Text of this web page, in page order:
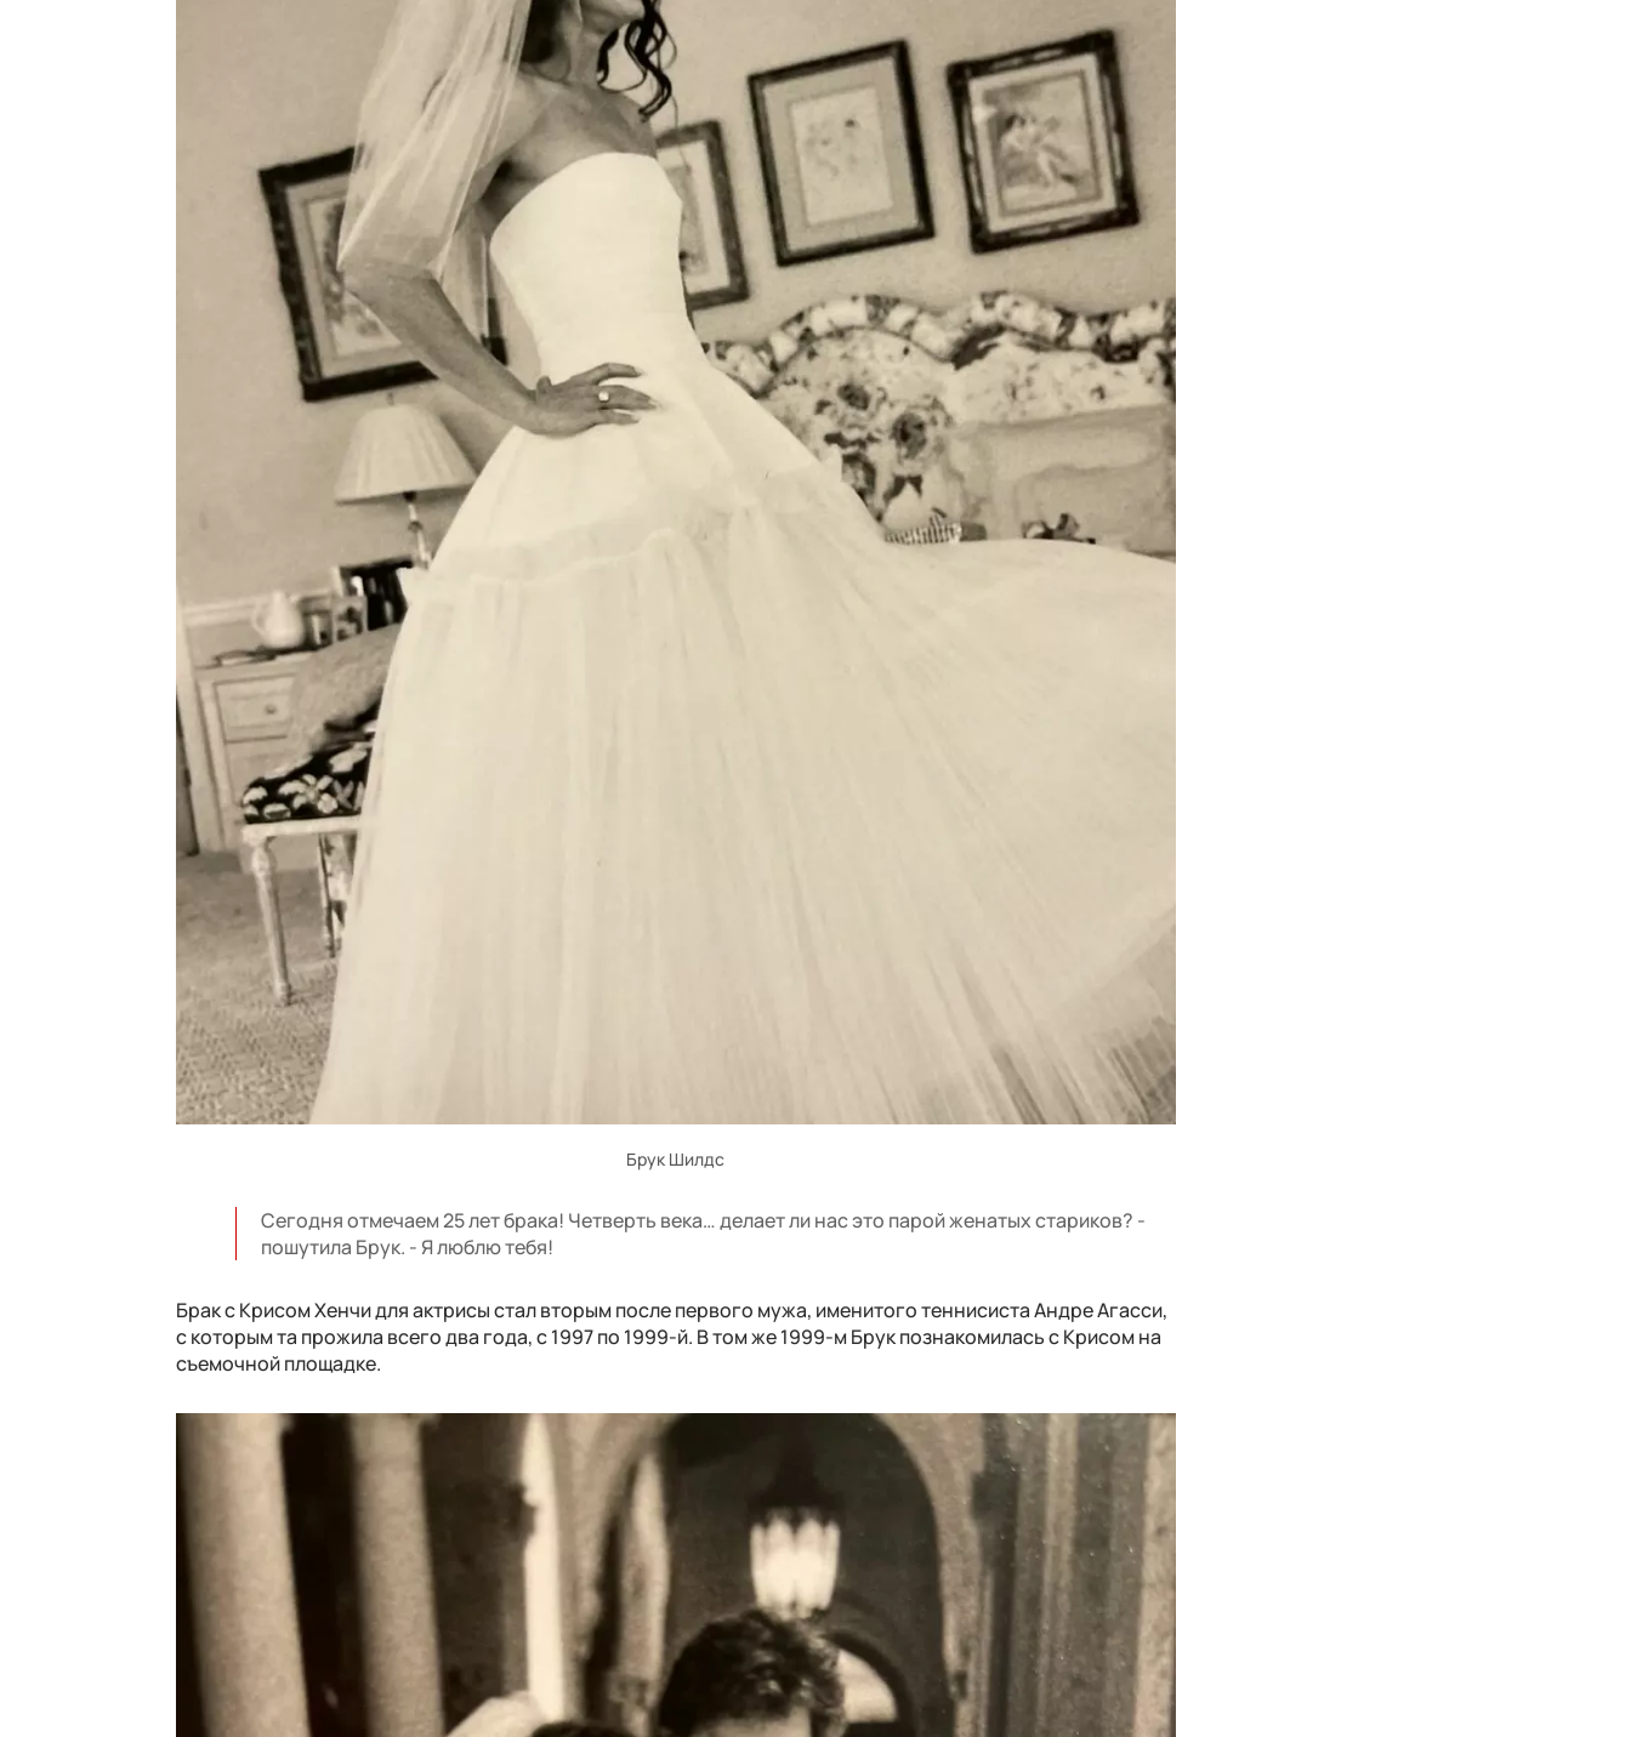
Брук Шилдс
Сегодня отмечаем 25 лет брака! Четверть века… делает ли нас это парой женатых стариков? -
пошутила Брук. - Я люблю тебя!
Брак с Крисом Хенчи для актрисы стал вторым после первого мужа, именитого теннисиста Андре Агасси,
с которым та прожила всего два года, с 1997 по 1999-й. В том же 1999-м Брук познакомилась с Крисом на
съемочной площадке.